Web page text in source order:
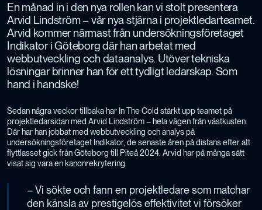
En månad in i den nya rollen kan vi stolt presentera
Arvid Lindström – vår nya stjärna i projektledarteamet.
Arvid kommer närmast från undersökningsföretaget
Indikator i Göteborg där han arbetat med
webbutveckling och dataanalys. Utöver tekniska
lösningar brinner han för ett tydligt ledarskap. Som
hand i handske!
Sedan några veckor tillbaka har In The Cold stärkt upp teamet på
projektledarsidan med Arvid Lindström – hela vägen från västkusten.
Där har han jobbat med webbutveckling och analys på
undersökningsföretaget Indikator, de senaste åren på distans efter att
flyttlasset gick från Göteborg till Piteå 2024. Arvid har på många sätt
visat sig vara en kanonrekrytering.
– Vi sökte och fann en projektledare som matchar
den känsla av prestigelös effektivitet vi försöker